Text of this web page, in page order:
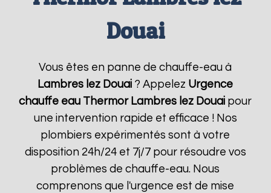
Douai
Vous êtes en panne de chauffe-eau à
Lambres lez Douai ? Appelez Urgence
chauffe eau Thermor Lambres lez Douai pour
une intervention rapide et efficace ! Nos
plombiers expérimentés sont à votre
disposition 24h/24 et 7j/7 pour résoudre vos
problèmes de chauffe-eau. Nous
comprenons que l'urgence est de mise